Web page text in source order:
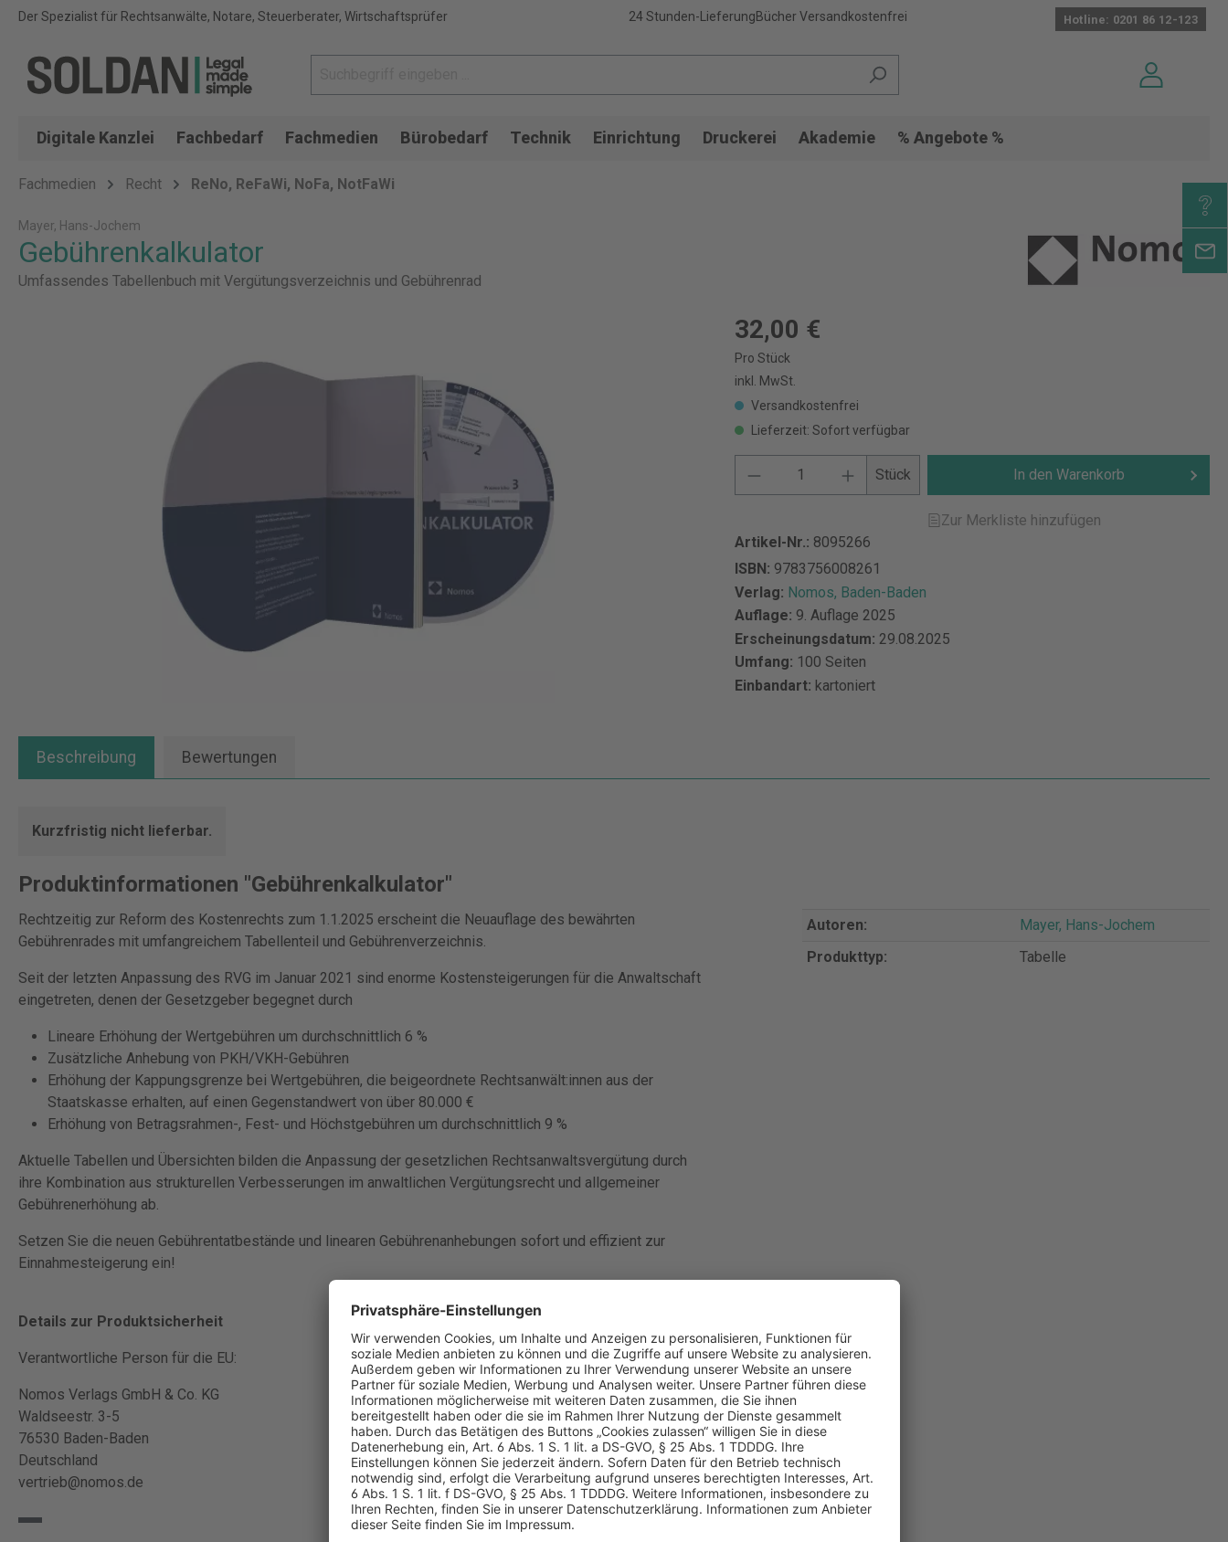
Der Spezialist für Rechtsanwälte, Notare, Steuerberater, Wirtschaftsprüfer 24 Stunden-LieferungBücher Versandkostenfrei Hotline: 0201 86 12-123
Digitale Kanzlei Fachbedarf Fachmedien Bürobedarf Technik Einrichtung Druckerei Akademie % Angebote %
Fachmedien Recht ReNo, ReFaWi, NoFa, NotFaWi
Mayer, Hans-Jochem
Gebührenkalkulator
Umfassendes Tabellenbuch mit Vergütungsverzeichnis und Gebührenrad
32,00 €
Pro Stück
inkl. MwSt.
Versandkostenfrei
Lieferzeit: Sofort verfügbar
Stück In den Warenkorb
Zur Merkliste hinzufügen
Artikel-Nr.: 8095266
ISBN: 9783756008261
Verlag: Nomos, Baden-Baden
Auflage: 9. Auflage 2025
Erscheinungsdatum: 29.08.2025
Umfang: 100 Seiten
Einbandart: kartoniert
Beschreibung Bewertungen
Kurzfristig nicht lieferbar.
Produktinformationen "Gebührenkalkulator"
Rechtzeitig zur Reform des Kostenrechts zum 1.1.2025 erscheint die Neuauflage des bewährten
Gebührenrades mit umfangreichem Tabellenteil und Gebührenverzeichnis.
Seit der letzten Anpassung des RVG im Januar 2021 sind enorme Kostensteigerungen für die Anwaltschaft
eingetreten, denen der Gesetzgeber begegnet durch
Lineare Erhöhung der Wertgebühren um durchschnittlich 6 %
Zusätzliche Anhebung von PKH/VKH-Gebühren
Erhöhung der Kappungsgrenze bei Wertgebühren, die beigeordnete Rechtsanwält:innen aus der
Staatskasse erhalten, auf einen Gegenstandwert von über 80.000 €
Erhöhung von Betragsrahmen-, Fest- und Höchstgebühren um durchschnittlich 9 %
Aktuelle Tabellen und Übersichten bilden die Anpassung der gesetzlichen Rechtsanwaltsvergütung durch
ihre Kombination aus strukturellen Verbesserungen im anwaltlichen Vergütungsrecht und allgemeiner
Gebührenerhöhung ab.
Setzen Sie die neuen Gebührentatbestände und linearen Gebührenanhebungen sofort und effizient zur
Einnahmesteigerung ein!
Details zur Produktsicherheit
Verantwortliche Person für die EU:
Nomos Verlags GmbH & Co. KG
Waldseestr. 3-5
76530 Baden-Baden
Deutschland
vertrieb@nomos.de
Autoren:
Mayer, Hans-Jochem
Produkttyp:
Tabelle